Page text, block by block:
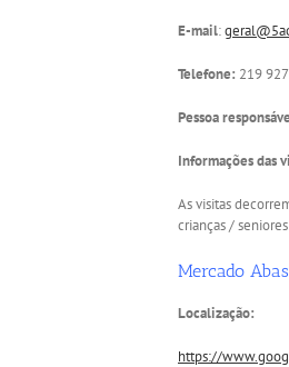
E-mail:
Telefone: 219
Pessoa
Informações das
As visitas
crianças /
Mercado
Localização:
https://